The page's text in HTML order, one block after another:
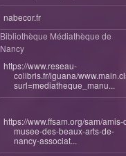
nabecor.fr
Bibliothèque Médiathèque de
Nancy
https://www.reseau-
colibris.fr/iguana/
surl=mediatheque_manu...
https://www.ffsam.org/sam/amis-
musee-des-beaux-arts-de-
nancy-associat...